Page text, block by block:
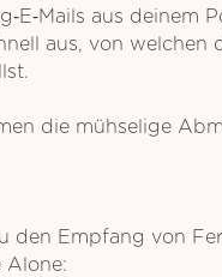
aus deinem
aus, von welchen
die mühselige
den Empfang von
Alone: